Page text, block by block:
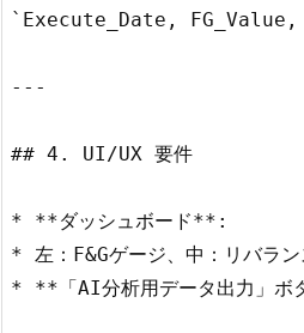
`Execute_Date,
---
## 4. UI/UX 要件
* **ダッシュボード**:
* 左：F&Gゲージ、中：リバラ
* **「AI分析用データ出力」ボ